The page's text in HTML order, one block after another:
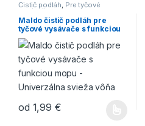
Čistič podláh, Pre tyčové
vysávače s mopom
Maldo čistič podláh pre
tyčové vysávače s funkciou
mopu – Univerzálna svieža
vôňa
od 1,99 €